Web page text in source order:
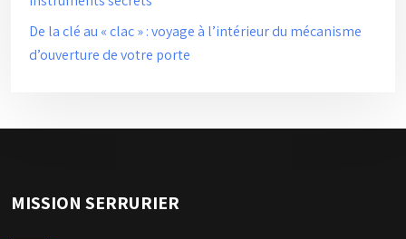
De la clé au « clac » : voyage à l’intérieur du mécanisme
d’ouverture de votre porte
MISSION SERRURIER